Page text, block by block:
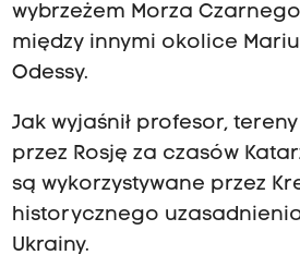
wybrzeżem Morza
między innymi okolice
Odessy.
Jak wyjaśnił profesor,
przez Rosję za czasów
są wykorzystywane przez
historycznego
Ukrainy.